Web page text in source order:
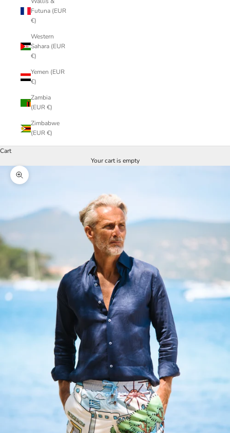
Futuna (EUR
€)
Western
Sahara (EUR
€)
Yemen (EUR
€)
Zambia
(EUR €)
Zimbabwe
(EUR €)
Cart
Your cart is empty
Zoom picture